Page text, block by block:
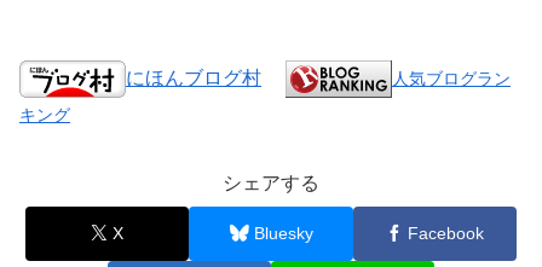
にほんブログ村
人気ブログラン
キング
シェアする
X Bluesky Facebook